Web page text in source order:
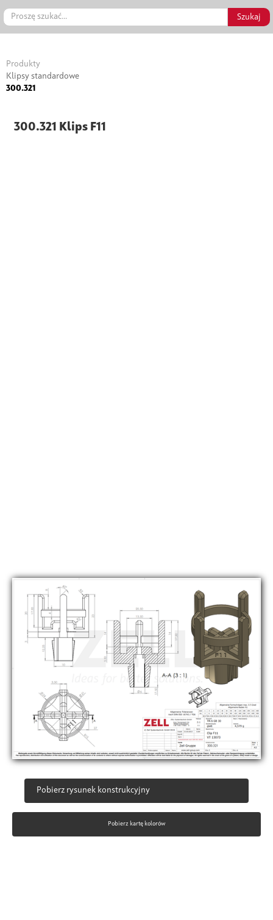
Produkty
Klipsy standardowe
300.321
300.321 Klips F11
Pobierz rysunek konstrukcyjny
Pobierz kartę kolorów